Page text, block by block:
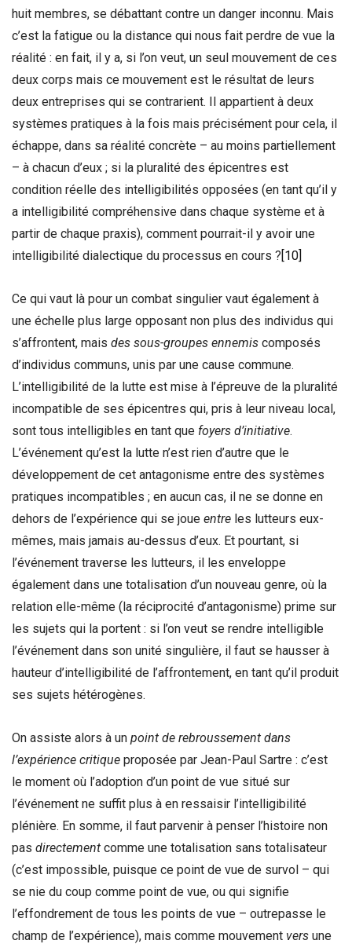
huit membres, se débattant contre un danger inconnu. Mais
c’est la fatigue ou la distance qui nous fait perdre de vue la
réalité : en fait, il y a, si l’on veut, un seul mouvement de ces
deux corps mais ce mouvement est le résultat de leurs
deux entreprises qui se contrarient. Il appartient à deux
systèmes pratiques à la fois mais précisément pour cela, il
échappe, dans sa réalité concrète – au moins partiellement
– à chacun d’eux ; si la pluralité des épicentres est
condition réelle des intelligibilités opposées (en tant qu’il y
a intelligibilité compréhensive dans chaque système et à
partir de chaque praxis), comment pourrait-il y avoir une
intelligibilité dialectique du processus en cours ?[10]
Ce qui vaut là pour un combat singulier vaut également à
une échelle plus large opposant non plus des individus qui
s’affrontent, mais des sous-groupes ennemis composés
d’individus communs, unis par une cause commune.
L’intelligibilité de la lutte est mise à l’épreuve de la pluralité
incompatible de ses épicentres qui, pris à leur niveau local,
sont tous intelligibles en tant que foyers d’initiative.
L’événement qu’est la lutte n’est rien d’autre que le
développement de cet antagonisme entre des systèmes
pratiques incompatibles ; en aucun cas, il ne se donne en
dehors de l’expérience qui se joue entre les lutteurs eux-
mêmes, mais jamais au-dessus d’eux. Et pourtant, si
l’événement traverse les lutteurs, il les enveloppe
également dans une totalisation d’un nouveau genre, où la
relation elle-même (la réciprocité d’antagonisme) prime sur
les sujets qui la portent : si l’on veut se rendre intelligible
l’événement dans son unité singulière, il faut se hausser à
hauteur d’intelligibilité de l’affrontement, en tant qu’il produit
ses sujets hétérogènes.
On assiste alors à un point de rebroussement dans
l’expérience critique proposée par Jean-Paul Sartre : c’est
le moment où l’adoption d’un point de vue situé sur
l’événement ne suffit plus à en ressaisir l’intelligibilité
plénière. En somme, il faut parvenir à penser l’histoire non
pas directement comme une totalisation sans totalisateur
(c’est impossible, puisque ce point de vue de survol – qui
se nie du coup comme point de vue, ou qui signifie
l’effondrement de tous les points de vue – outrepasse le
champ de l’expérience), mais comme mouvement vers une